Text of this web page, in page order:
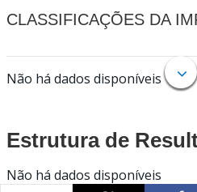
CLASSIFICAÇÕES DA
Não há dados disponíveis
Estrutura de
Não há dados disponíveis